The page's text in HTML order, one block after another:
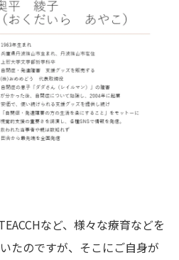
など、様々な療育などを
たのですが、そこにご自身が